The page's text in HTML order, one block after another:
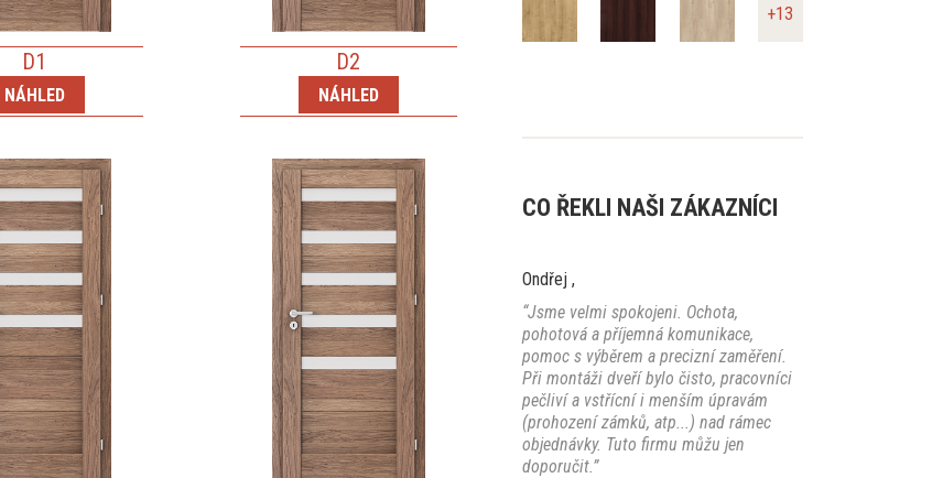
D1
NÁHLED
D2
NÁHLED
+13
CO ŘEKLI NAŠI ZÁKAZNÍCI
Ondřej ,
“Jsme velmi spokojeni. Ochota,
pohotová a příjemná komunikace,
pomoc s výběrem a precizní zaměření.
Při montáži dveří bylo čisto, pracovníci
pečliví a vstřícní i menším úpravám
(prohození zámků, atp...) nad rámec
objednávky. Tuto firmu můžu jen
doporučit.”